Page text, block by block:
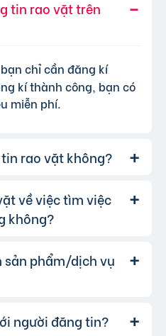
tin rao vặt trên
chỉ cần đăng kí
kí thành công, bạn có
miễn phí.
rao vặt không?
cấp gói đăng tin miễn
dùng. Tuy nhiên, để
các gói dịch vụ nâng
thêmphí dịch vụ tin
về việc tìm việc
không?
Website của chúng
dụng và tìm việc làm.
sản phẩm/dịch vụ
công cụ tìm kiếm
người đăng tin?